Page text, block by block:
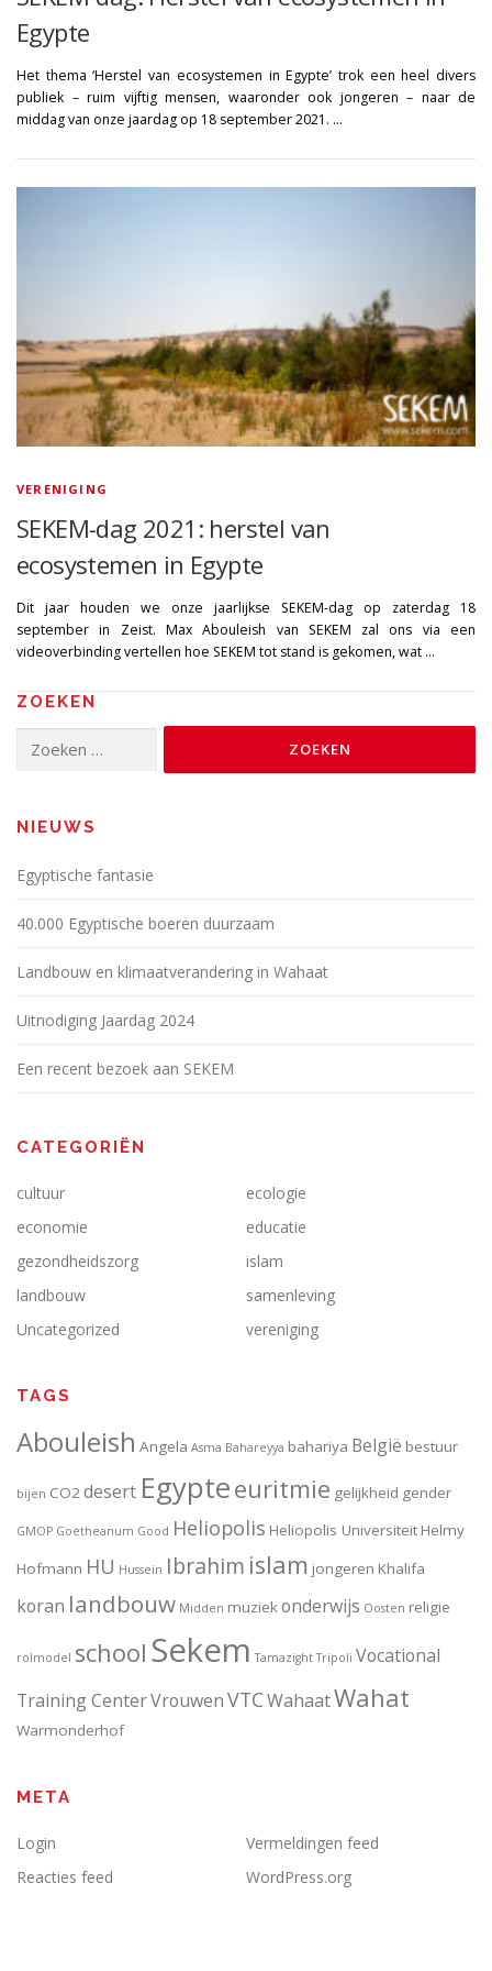
Egypte
Het thema ‘Herstel van ecosystemen in Egypte’ trok een heel divers
publiek – ruim vijftig mensen, waaronder ook jongeren – naar de
middag van onze jaardag op 18 september 2021. …
VERENIGING
SEKEM-dag 2021: herstel van
ecosystemen in Egypte
Dit jaar houden we onze jaarlijkse SEKEM-dag op zaterdag 18
september in Zeist. Max Abouleish van SEKEM zal ons via een
videoverbinding vertellen hoe SEKEM tot stand is gekomen, wat …
ZOEKEN
naar:
NIEUWS
Egyptische fantasie
40.000 Egyptische boeren duurzaam
Landbouw en klimaatverandering in Wahaat
Uitnodiging Jaardag 2024
Een recent bezoek aan SEKEM
CATEGORIËN
cultuur
ecologie
economie
educatie
gezondheidszorg
islam
landbouw
samenleving
Uncategorized
vereniging
TAGS
Abouleish Angela Asma Bahareyya bahariya België bestuur
bijen CO2desert Egypteeuritmie gelijkheid gender
GMOP Goetheanum Good Heliopolis Heliopolis Universiteit Helmy
Hofmann HU Hussein Ibrahim islam jongeren Khalifa
koran landbouw Midden muziekonderwijs Oosten religie
rolmodel school Sekem Tamazight Tripoli Vocational
Training CenterVrouwenVTCWahaatWahat
Warmonderhof
META
Login
Vermeldingen feed
Reacties feed
WordPress.org